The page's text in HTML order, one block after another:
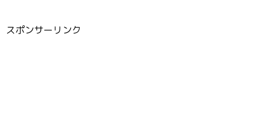
スポンサーリンク